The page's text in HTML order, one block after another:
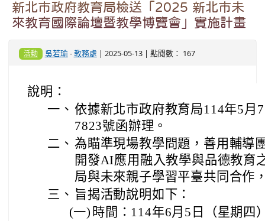
新北市政府教育局檢送「2025 新北市未
來教育國際論壇暨教學博覽會」實施計畫
活動 吳若瑜-教務處 | 2025-05-13 | 點閱數： 167
說明：
一、 依據新北市政府教育局114年5月
7823號函辦理。
二、 為瞄準現場教學問題，善用輔導
開發AI應用融入教學與品德教育
局與未來親子學習平臺共同合作
三、 旨揭活動說明如下：
(一) 時間：114年6月5日（星期四